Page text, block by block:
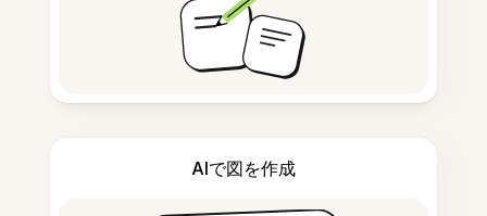
AIで図を作成